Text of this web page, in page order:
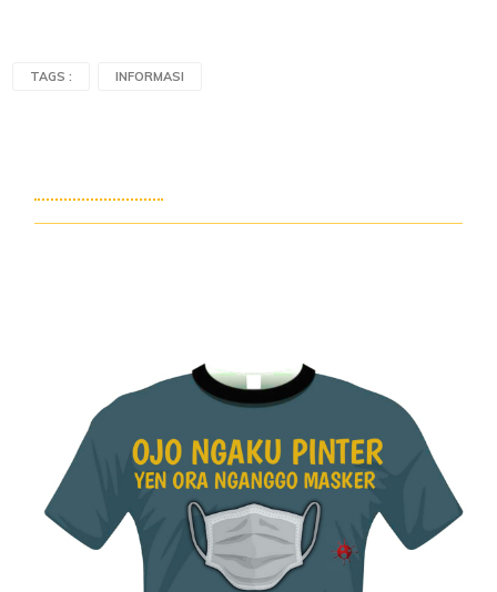
TAGS : INFORMASI